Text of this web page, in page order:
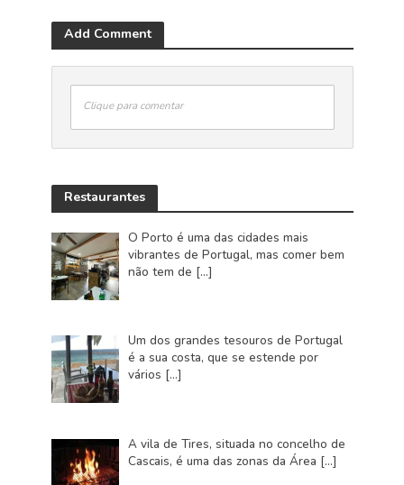
Add Comment
Clique para comentar
Restaurantes
O Porto é uma das cidades mais
vibrantes de Portugal, mas comer bem
não tem de […]
Um dos grandes tesouros de Portugal
é a sua costa, que se estende por
vários […]
A vila de Tires, situada no concelho de
Cascais, é uma das zonas da Área […]